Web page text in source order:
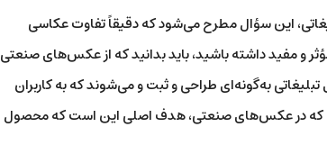
این سؤال مطرح می‌شود که دقیقاً تفاوت عکاسی
و مفید داشته باشید، باید بدانید که از عکس‌های صنعتی
به‌گونه‌ای طراحی و ثبت و می‌شوند که به کاربران
که در عکس‌های صنعتی، هدف اصلی این است که محصول